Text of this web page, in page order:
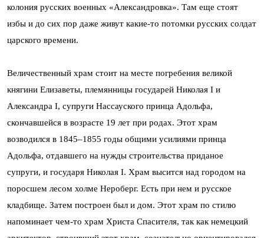
колония русских военных «Александровка». Там еще стоят
избы и до сих пор даже живут какие-то потомки русских солдат
царского времени.
Величественный храм стоит на месте погребения великой
княгини Елизаветы, племянницы государей Николая I и
Александра I, супруги Нассауского принца Адольфа,
скончавшейся в возрасте 19 лет при родах. Этот храм
возводился в 1845–1855 годы общими усилиями принца
Адольфа, отдавшего на нужды строительства приданое
супруги, и государя Николая I. Храм высится над городом на
поросшем лесом холме Нероберг. Есть при нем и русское
кладбище. Затем построен был и дом. Этот храм по стилю
напоминает чем-то храм Христа Спасителя, так как немецкий